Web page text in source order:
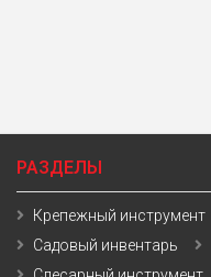
РАЗДЕЛЫ
Крепежный инструмент
Садовый инвентарь